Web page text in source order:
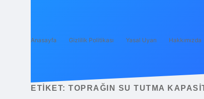
Anasayfa Gizlilik Politikası Yasal Uyarı Hakkımızda
ETIKET: TOPRAĞIN SU TUTMA